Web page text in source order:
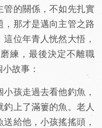
的關係，不如先扎實
，那才是邁向主管之路
位年青人恍然大悟，
練，最後決定不離職
故事：
孩走過去看他釣魚，
上了滿簍的魚。老人
給他，小孩搖搖頭，